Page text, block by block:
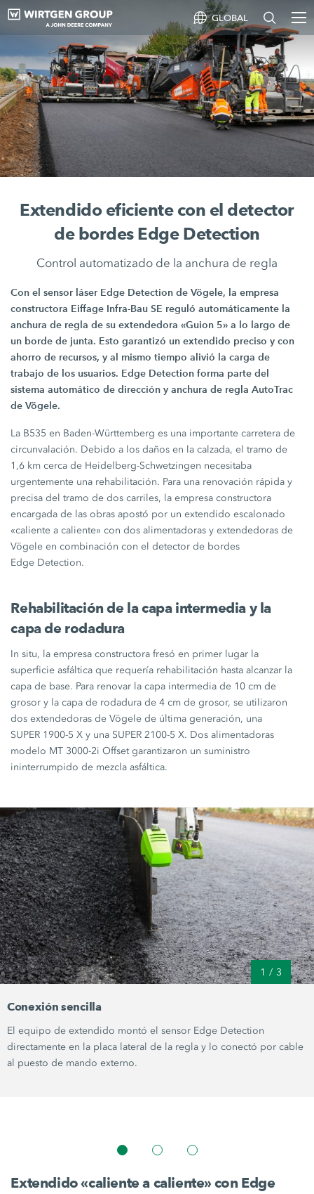
GLOBAL
Extendido eficiente con el detector
de bordes Edge Detection
Control automatizado de la anchura de regla
Con el sensor láser Edge Detection de Vögele, la empresa
constructora Eiffage Infra-Bau SE reguló automáticamente la
anchura de regla de su extendedora«Guion 5» a lo largo de
un borde de junta. Esto garantizó un extendido preciso y con
ahorro de recursos, y al mismo tiempo alivió la carga de
trabajo de los usuarios. Edge Detection forma parte del
sistema automático de dirección y anchura de regla AutoTrac
de Vögele.
La B535 en Baden-Württemberg es una importante carretera de
circunvalación. Debido a los daños en la calzada, el tramo de
1,6 km cerca de Heidelberg-Schwetzingen necesitaba
urgentemente una rehabilitación. Para una renovación rápida y
precisa del tramo de dos carriles, la empresa constructora
encargada de las obras apostó por un extendido escalonado
«caliente a caliente» con dos alimentadoras y extendedoras de
Vögele en combinación con el detector de bordes
Edge Detection.
Rehabilitación de la capa intermedia y la
capa de rodadura
In situ, la empresa constructora fresó en primer lugar la
superficie asfáltica que requería rehabilitación hasta alcanzar la
capa de base. Para renovar la capa intermedia de 10 cm de
grosor y la capa de rodadura de4 cm de grosor, se utilizaron
dos extendedoras de Vögele de última generación, una
SUPER 1900-5 X y una SUPER 2100-5 X. Dos alimentadoras
modelo MT 3000-2i Offsetgarantizaron un suministro
ininterrumpido de mezcla asfáltica.
1 / 3
Conexión sencilla
El equipo de extendido montó el sensor Edge Detection
directamente en la placa lateral de la regla y lo conectó por cable
al puesto de mando externo.
Extendido «caliente a caliente» con Edge